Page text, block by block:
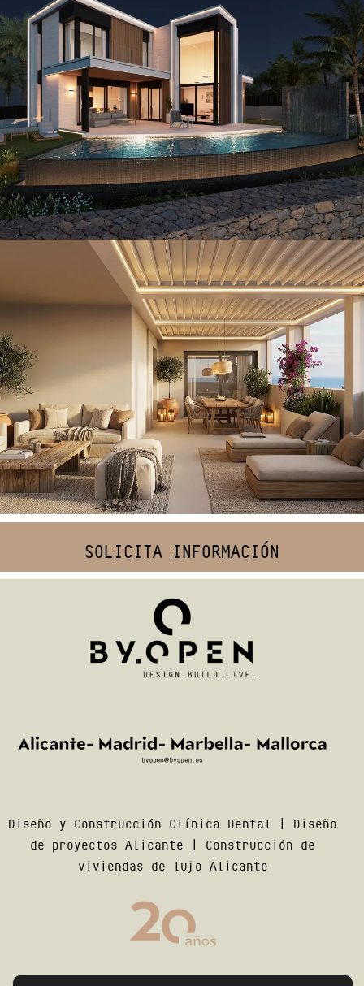
Infinity · Island
CONSTRUCCIÓN / THE ISLAND / VILLAS
Ático ALC
VILLAS
SOLICITA INFORMACIÓN
Diseño y Construcción Clínica Dental Diseño
de proyectos Alicante Construcción de
viviendas de lujo Alicante